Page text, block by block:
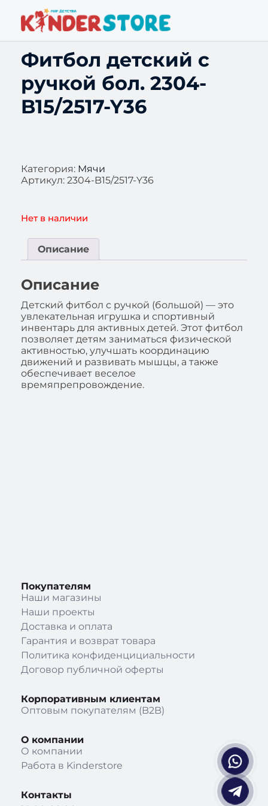
Фитбол детский с
ручкой бол. 2304-
B15/2517-Y36
Категория: Мячи
Артикул: 2304-B15/2517-Y36
Нет в наличии
Описание
Описание
Детский фитбол с ручкой (большой) — это
увлекательная игрушка и спортивный
инвентарь для активных детей. Этот фитбол
позволяет детям заниматься физической
активностью, улучшать координацию
движений и развивать мышцы, а также
обеспечивает веселое
времяпрепровождение.
Покупателям
Наши магазины
Наши проекты
Доставка и оплата
Гарантия и возврат товара
Политика конфиденцициальности
Договор публичной оферты
Корпоративным клиентам
Оптовым покупателям (B2B)
О компании
О компании
Работа в Kinderstore
Контакты